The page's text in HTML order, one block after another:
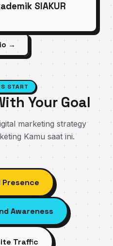
SIAKUR
→
START
Your Goal
marketing strategy
Kamu saat ini.
Awareness
Traffic